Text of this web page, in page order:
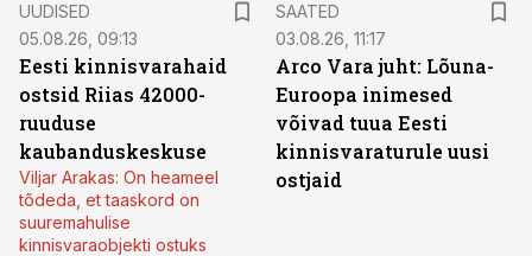
UUDISED
05.08.26, 09:13
Eesti kinnisvarahaid
ostsid Riias 42000-
ruuduse
kaubanduskeskuse
Viljar Arakas: On heameel
tõdeda, et taaskord on
suuremahulise
kinnisvaraobjekti ostuks
SAATED
03.08.26, 11:17
Arco Vara juht: Lõuna-
Euroopa inimesed
võivad tuua Eesti
kinnisvaraturule uusi
ostjaid